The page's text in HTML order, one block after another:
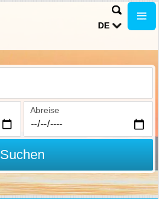
DE
Abreise
Suchen